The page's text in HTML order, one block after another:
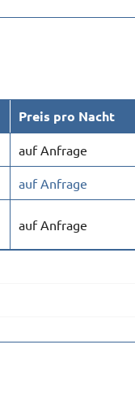
Preis pro Nacht
auf Anfrage
auf Anfrage
auf Anfrage